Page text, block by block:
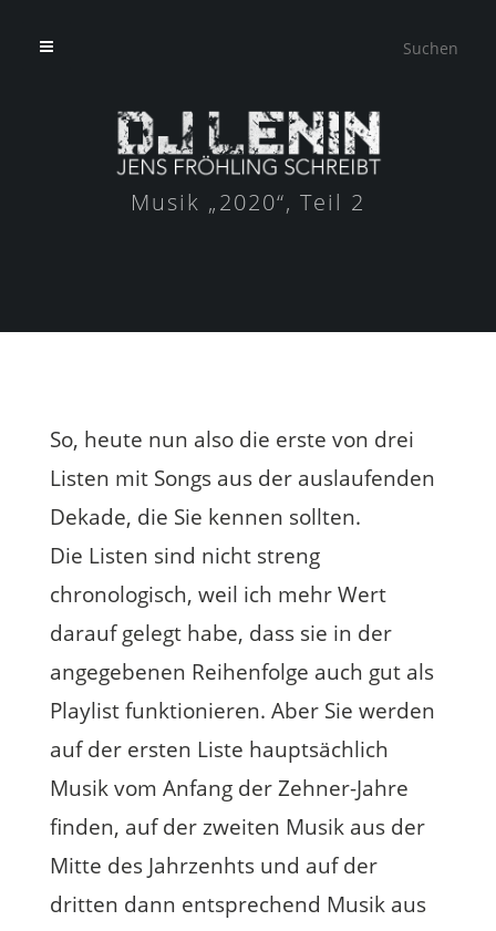
Musik „2020“, Teil 2
So, heute nun also die erste von drei
Listen mit Songs aus der auslaufenden
Dekade, die Sie kennen sollten.
Die Listen sind nicht streng
chronologisch, weil ich mehr Wert
darauf gelegt habe, dass sie in der
angegebenen Reihenfolge auch gut als
Playlist funktionieren. Aber Sie werden
auf der ersten Liste hauptsächlich
Musik vom Anfang der Zehner-Jahre
finden, auf der zweiten Musik aus der
Mitte des Jahrzenhts und auf der
dritten dann entsprechend Musik aus